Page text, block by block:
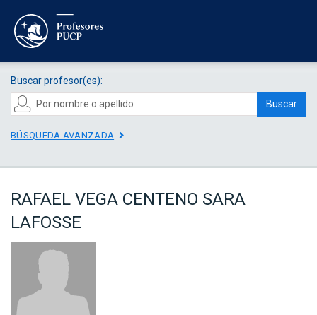
Buscar profesor(es):
Buscar
BÚSQUEDA AVANZADA
RAFAEL VEGA CENTENO SARA
LAFOSSE